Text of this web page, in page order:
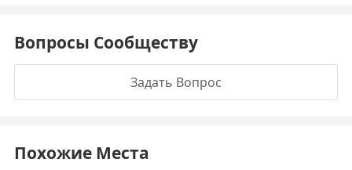
Вопросы Сообществу
Задать Вопрос
Похожие Места